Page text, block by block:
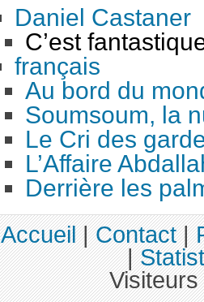
Daniel Castaner
C’est
français
Au bord du
Soumsoum, la
Le Cri des
L’Affaire
Derrière les
Accueil|Contact|
|